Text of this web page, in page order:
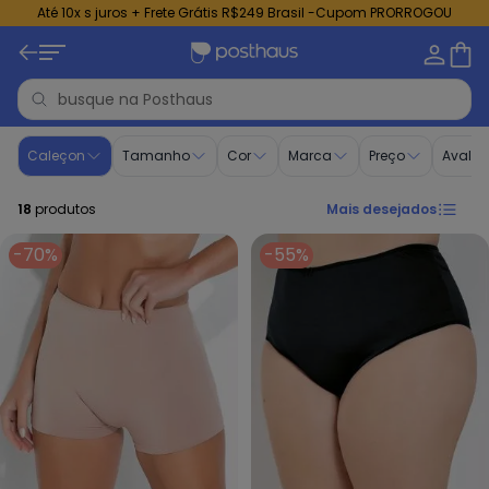
Até 10x s juros + Frete Grátis R$249 Brasil -Cupom PRORROGOU
Caleçon - Compre Online | Posthaus
Caleçon Tamanho Cor Marca Preço
18 produtos Mais desejados
-70% -55%